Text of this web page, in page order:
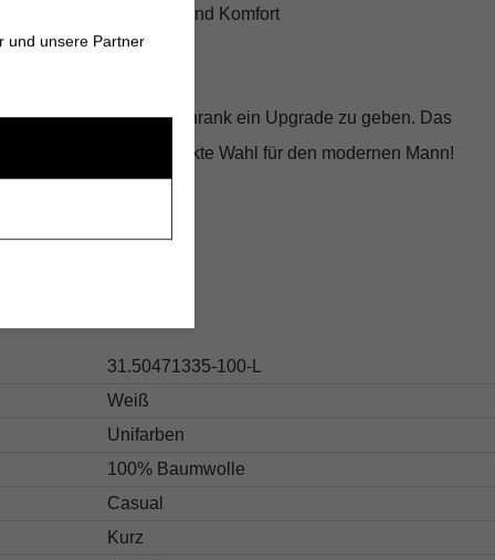
für Langlebigkeit und Komfort
Silhouette
deinem Kleiderschrank ein Upgrade zu geben. Das
ist die perfekte Wahl für den modernen Mann!
31.50471335-100-L
Weiß
Unifarben
100% Baumwolle
Casual
Kurz
und unsere Partner